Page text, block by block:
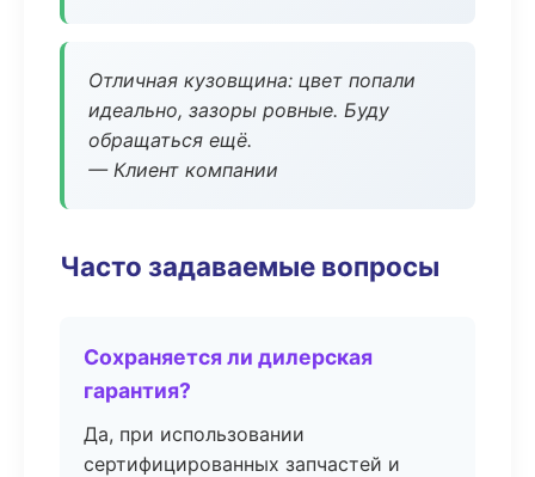
Отличная кузовщина: цвет попали
идеально, зазоры ровные. Буду
обращаться ещё.
— Клиент компании
Часто задаваемые вопросы
Сохраняется ли дилерская
гарантия?
Да, при использовании
сертифицированных запчастей и